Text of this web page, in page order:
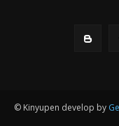
© Kinyupen develop by